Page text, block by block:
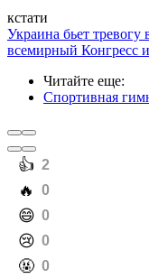
кстати
Украина бьет тревогу
всемирный Конгресс
Читайте еще:
Спортивная
️👍 2
️🔥 0
️😄 0
️😢 0
️🤬 0